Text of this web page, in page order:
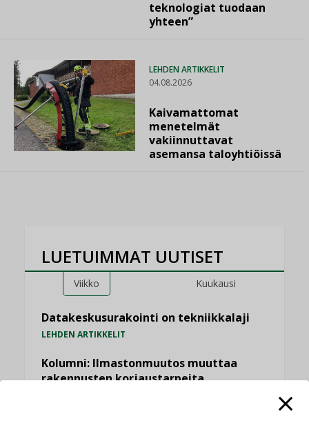
teknologiat tuodaan
yhteen”
LEHDEN ARTIKKELIT
04.08.2026
Kaivamattomat
menetelmät
vakiinnuttavat
asemansa taloyhtiöissä
LUETUIMMAT UUTISET
Viikko Kuukausi
Datakeskusurakointi on tekniikkalaji
LEHDEN ARTIKKELIT
Kolumni: Ilmastonmuutos muuttaa
rakennusten korjaustarpeita